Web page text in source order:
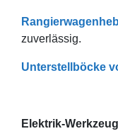
zuverlässig.
Unterstellböcke
Elektrik-